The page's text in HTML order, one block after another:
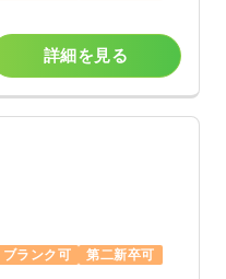
詳細を見る
ブランク可
第二新卒可